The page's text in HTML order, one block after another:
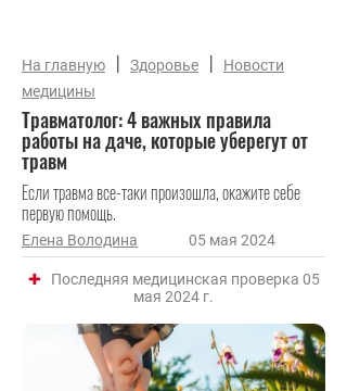
На главную | Здоровье |
Новости
медицины
Травматолог: 4 важных правила
работы на даче, которые уберегут от
травм
Если травма все-таки произошла, окажите себе
первую помощь.
Елена Володина 05 мая 2024
Последняя медицинская проверка 05
мая 2024 г.